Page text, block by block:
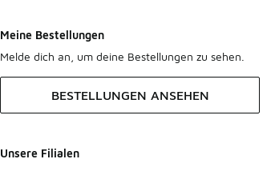
Meine Bestellungen
Melde dich an, um deine Bestellungen zu sehen.
BESTELLUNGEN ANSEHEN
Unsere Filialen